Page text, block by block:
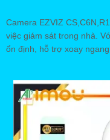
Camera EZVIZ
việc giám sát trong nhà.
ổn định, hỗ trợ xoay